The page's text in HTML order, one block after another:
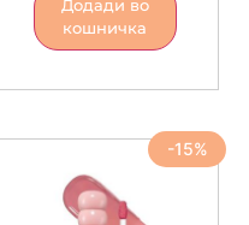
Додади во
кошничка
-15%